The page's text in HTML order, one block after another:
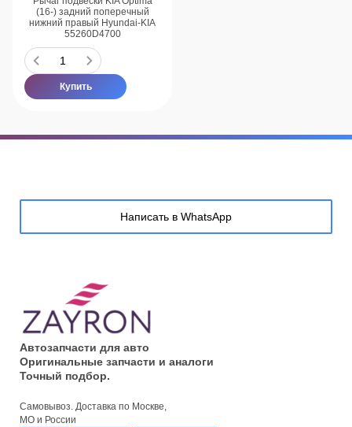
(16-) задний поперечный
нижний правый Hyundai-KIA
55260D4700
Купить
Автозапчасти для авто
Оригинальные запчасти и аналоги
Точный подбор.
Самовывоз. Доставка по Москве,
МО и России
Написать в WhatsApp